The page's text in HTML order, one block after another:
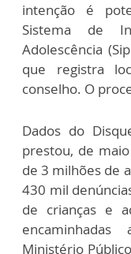
intenção é
Sistema de
Adolescência
que registra
conselho. O
Dados do
prestou, de
de 3 milhões de
430 mil
de crianças e
Ministério